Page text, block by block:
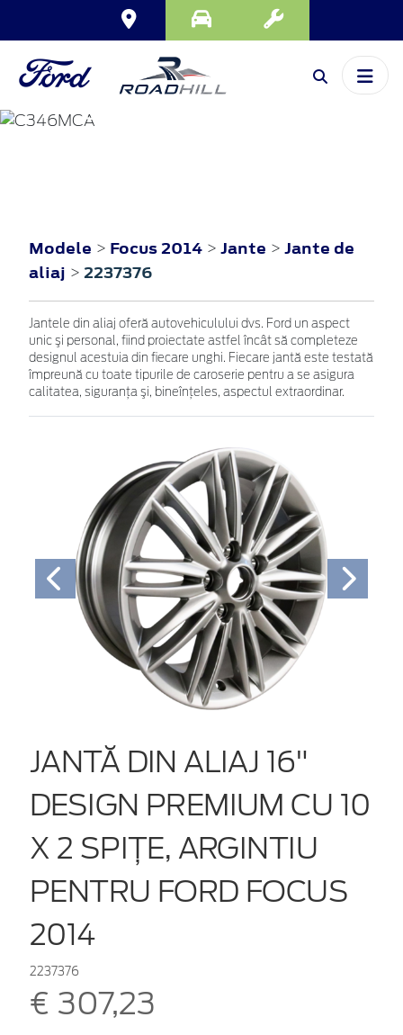
FOCUS
Modele > Focus 2014 > Jante > Jante de
aliaj > 2237376
Jantele din aliaj oferă autovehiculului dvs. Ford un aspect
unic şi personal, fiind proiectate astfel încât să completeze
designul acestuia din fiecare unghi. Fiecare jantă este testată
împreună cu toate tipurile de caroserie pentru a se asigura
calitatea, siguranţa şi, bineînţeles, aspectul extraordinar.
JANTĂ DIN ALIAJ 16"
DESIGN PREMIUM CU 10
X 2 SPIŢE, ARGINTIU
PENTRU FORD FOCUS
2014
2237376
€ 307,23